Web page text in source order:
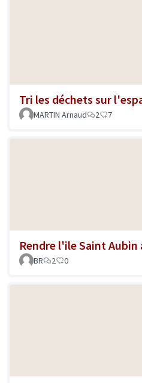
Tri les déchets sur
MARTIN Arnaud
2 7
Rendre l'ile Saint Aubin
BR
2 0